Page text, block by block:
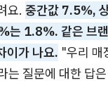
요. 중간값 7.5%,
1.8%. 같은 브
이가 나요. "우리
는 질문에 대한 답